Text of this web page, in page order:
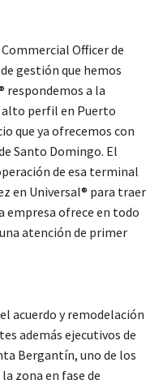
Officer de
gestión que hemos
respondemos a la
alto perfil en Puerto
que ya ofrecemos con
Santo Domingo. El
de esa terminal
en Universal® para traer
empresa ofrece en todo
atención de primer
acuerdo y remodelación
además ejecutivos de
Bergantín, uno de los
zona en fase de